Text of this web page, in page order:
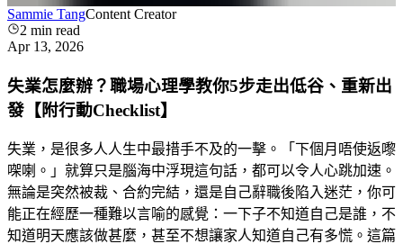
Sammie TangContent Creator
2 min read
Apr 13, 2026
失業怎麼辦？職場心理學教你5步走出低谷、重新出
發【附行動Checklist】
失業，是很多人人生中最措手不及的一擊。「下個月唔使返嚟
㗎喇。」就算只是腦海中浮現這句話，都可以令人心跳加速。
無論是突然被裁、合約完結，還是自己辭職後陷入迷茫，你可
能正在經歷一種難以言喻的感覺：一下子不知道自己是誰，不
知道明天應該做甚麼，甚至不想讓家人知道自己有多慌。這篇